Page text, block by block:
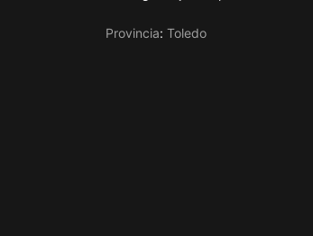
Provincia: Toledo